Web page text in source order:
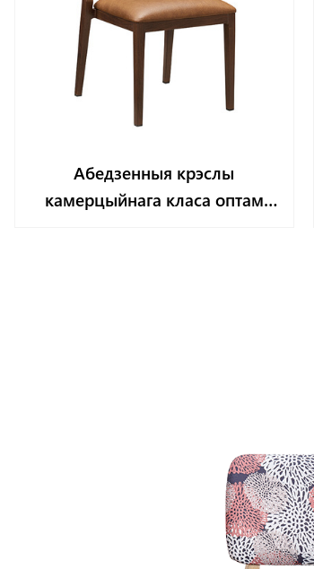
Абедзенныя крэслы
камерцыйнага класа оптам